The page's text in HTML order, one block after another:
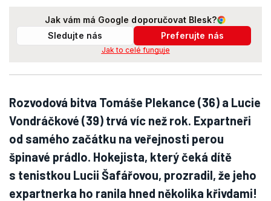
Jak vám má Google doporučovat Blesk?
Sledujte nás
Preferujte nás
Jak to celé funguje
Rozvodová bitva Tomáše Plekance (36) a Lucie
Vondráčkové (39) trvá víc než rok. Expartneři
od samého začátku na veřejnosti perou
špinavé prádlo. Hokejista, který čeká dítě
s tenistkou Lucii Šafářovou, prozradil, že jeho
expartnerka ho ranila hned několika křivdami!